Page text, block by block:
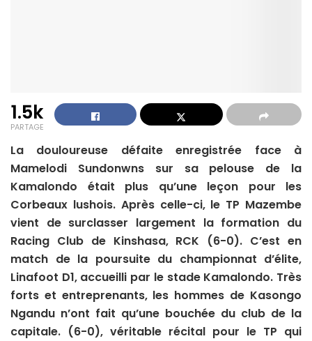
1.5k
PARTAGE
La douloureuse défaite enregistrée face à
Mamelodi Sundonwns sur sa pelouse de la
Kamalondo était plus qu’une leçon pour les
Corbeaux lushois. Après celle-ci, le TP Mazembe
vient de surclasser largement la formation du
Racing Club de Kinshasa, RCK (6-0). C’est en
match de la poursuite du championnat d’élite,
Linafoot D1, accueilli par le stade Kamalondo. Très
forts et entreprenants, les hommes de Kasongo
Ngandu n’ont fait qu’une bouchée du club de la
capitale. (6-0), véritable récital pour le TP qui